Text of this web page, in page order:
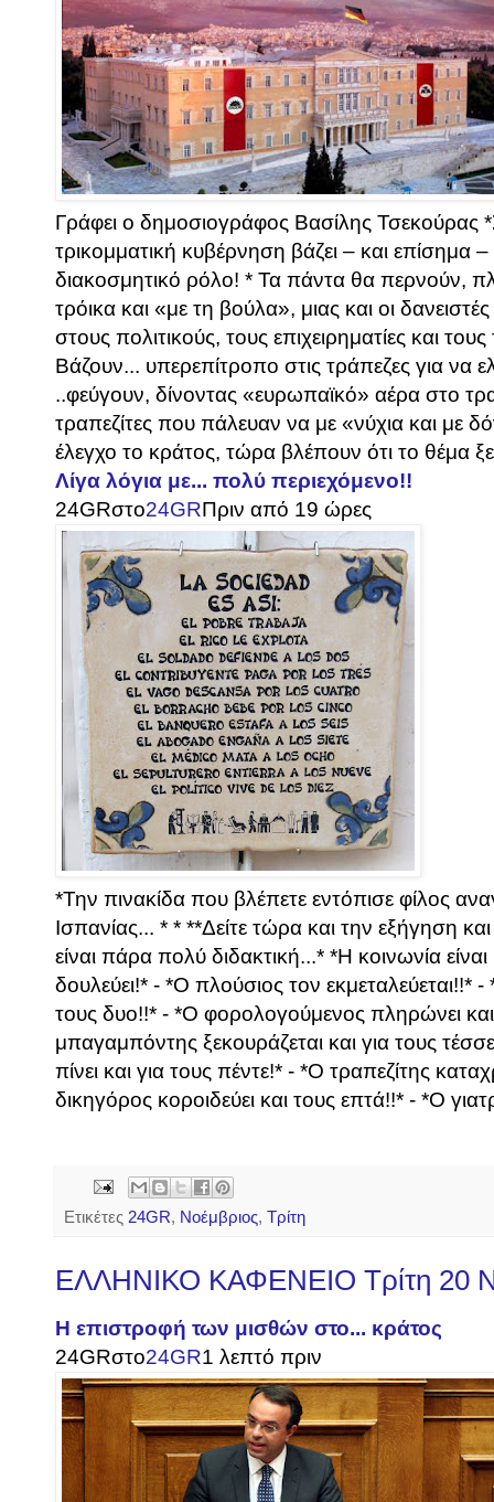
Γράφει ο δημοσιογράφος Βασίλης Τσεκούρας
τρικομματική κυβέρνηση βάζει – και επίσημα
διακοσμητικό ρόλο! * Τα πάντα θα περνούν,
τρόικα και «με τη βούλα», μιας και οι
στους πολιτικούς, τους επιχειρηματίες και
Βάζουν... υπερεπίτροπο στις τράπεζες για να
..φεύγουν, δίνοντας «ευρωπαϊκό» αέρα στο
τραπεζίτες που πάλευαν να με «νύχια και με
έλεγχο το κράτος, τώρα βλέπουν ότι το θέμα
Λίγα λόγια με... πολύ περιεχόμενο!!
24GRστο24GRΠριν από 19 ώρες
*Την πινακίδα που βλέπετε εντόπισε φίλος
Ισπανίας... * * **Δείτε τώρα και την εξήγηση
είναι πάρα πολύ διδακτική...* *Η κοινωνία
δουλεύει!* - *Ο πλούσιος τον εκμεταλεύεται!!* -
τους δυο!!* - *Ο φορολογούμενος πληρώνει και
μπαγαμπόντης ξεκουράζεται και για τους
πίνει και για τους πέντε!* - *Ο τραπεζίτης
δικηγόρος κοροιδεύει και τους επτά!!* - *Ο
Ετικέτες 24GR, Νοέμβριος, Τρίτη
ΕΛΛΗΝΙΚΟ ΚΑΦΕΝΕΙΟ Τρίτη 20
Η επιστροφή των μισθών στο... κράτος
24GRστο24GR1 λεπτό πριν